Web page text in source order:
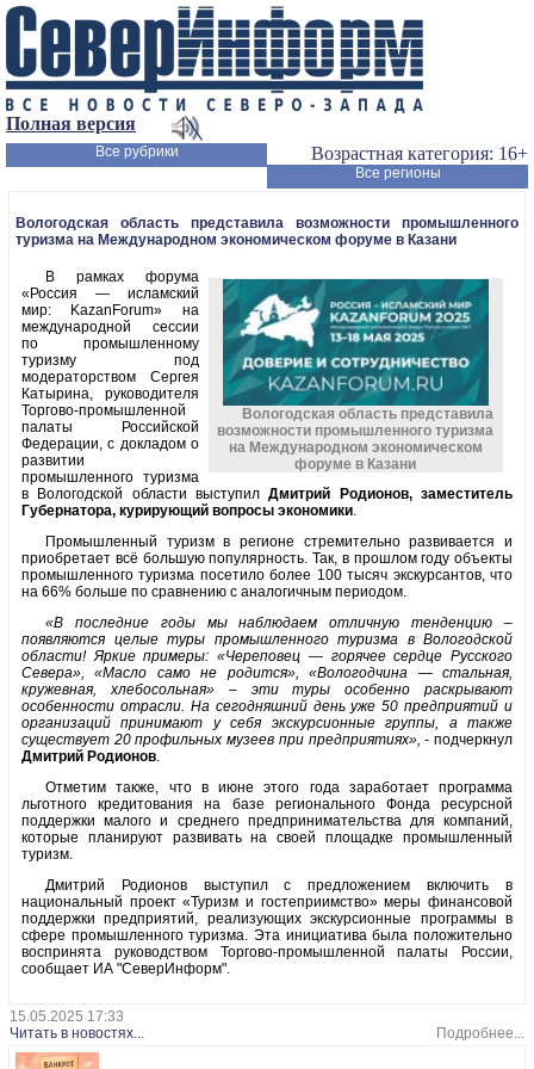
Полная версия
Возрастная категория: 16+
Все рубрики
Все регионы
Вологодская область представила возможности промышленного
туризма на Международном экономическом форуме в Казани
Вологодская область представила
возможности промышленного туризма
на Международном экономическом
форуме в Казани
В рамках форума
«Россия — исламский
мир: KazanForum» на
международной сессии
по промышленному
туризму под
модераторством Сергея
Катырина, руководителя
Торгово-промышленной
палаты Российской
Федерации, с докладом о
развитии
промышленного туризма
в Вологодской области выступилДмитрий Родионов, заместитель
Губернатора, курирующий вопросы экономики.
Промышленный туризм в регионе стремительно развивается и
приобретает всё большую популярность. Так, в прошлом году объекты
промышленного туризма посетило более 100 тысяч экскурсантов, что
на 66% больше по сравнению с аналогичным периодом.
«В последние годы мы наблюдаем отличную тенденцию –
появляются целые туры промышленного туризма в Вологодской
области! Яркие примеры: «Череповец — горячее сердце Русского
Севера», «Масло само не родится», «Вологодчина — стальная,
кружевная, хлебосольная» – эти туры особенно раскрывают
особенности отрасли. На сегодняшний день уже 50 предприятий и
организаций принимают у себя экскурсионные группы, а также
существует 20 профильных музеев при предприятиях», - подчеркнул
Дмитрий Родионов.
Отметим также, что в июне этого года заработает программа
льготного кредитования на базе регионального Фонда ресурсной
поддержки малого и среднего предпринимательства для компаний,
которые планируют развивать на своей площадке промышленный
туризм.
Дмитрий Родионов выступил с предложением включить в
национальный проект «Туризм и гостеприимство» меры финансовой
поддержки предприятий, реализующих экскурсионные программы в
сфере промышленного туризма. Эта инициатива была положительно
воспринята руководством Торгово-промышленной палаты России,
сообщает ИА "СеверИнформ".
15.05.2025 17:33
Читать в новостях...
Подробнее...